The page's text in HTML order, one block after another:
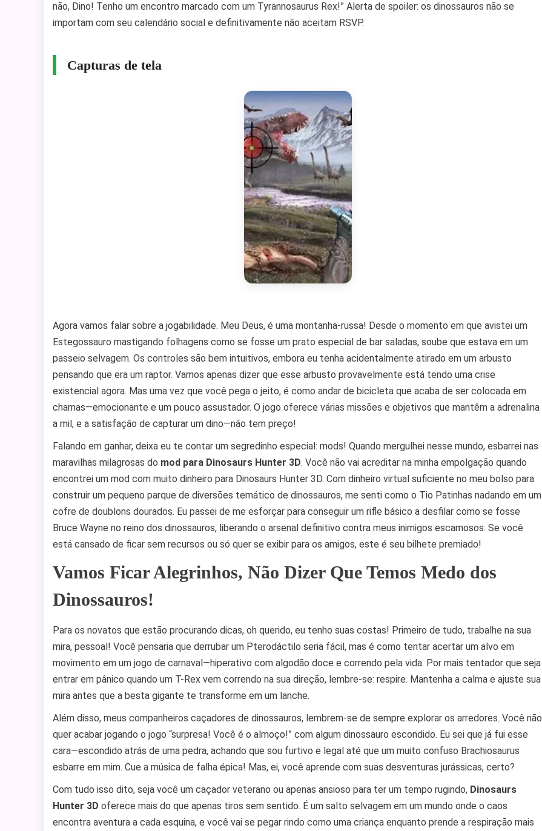
não, Dino! Tenho um encontro marcado com um Tyrannosaurus Rex!” Alerta de spoiler: os dinossauros não se
importam com seu calendário social e definitivamente não aceitam RSVP.
Capturas de tela
Agora vamos falar sobre a jogabilidade. Meu Deus, é uma montanha-russa! Desde o momento em que avistei um
Estegossauro mastigando folhagens como se fosse um prato especial de bar saladas, soube que estava em um
passeio selvagem. Os controles são bem intuitivos, embora eu tenha acidentalmente atirado em um arbusto
pensando que era um raptor. Vamos apenas dizer que esse arbusto provavelmente está tendo uma crise
existencial agora. Mas uma vez que você pega o jeito, é como andar de bicicleta que acaba de ser colocada em
chamas—emocionante e um pouco assustador. O jogo oferece várias missões e objetivos que mantêm a adrenalina
a mil, e a satisfação de capturar um dino—não tem preço!
Falando em ganhar, deixa eu te contar um segredinho especial: mods! Quando mergulhei nesse mundo, esbarrei nas
maravilhas milagrosas do mod para Dinosaurs Hunter 3D. Você não vai acreditar na minha empolgação quando
encontrei um mod com muito dinheiro para Dinosaurs Hunter 3D. Com dinheiro virtual suficiente no meu bolso para
construir um pequeno parque de diversões temático de dinossauros, me senti como o Tio Patinhas nadando em um
cofre de doublons dourados. Eu passei de me esforçar para conseguir um rifle básico a desfilar como se fosse
Bruce Wayne no reino dos dinossauros, liberando o arsenal definitivo contra meus inimigos escamosos. Se você
está cansado de ficar sem recursos ou só quer se exibir para os amigos, este é seu bilhete premiado!
Vamos Ficar Alegrinhos, Não Dizer Que Temos Medo dos
Dinossauros!
Para os novatos que estão procurando dicas, oh querido, eu tenho suas costas! Primeiro de tudo, trabalhe na sua
mira, pessoal! Você pensaria que derrubar um Pterodáctilo seria fácil, mas é como tentar acertar um alvo em
movimento em um jogo de carnaval—hiperativo com algodão doce e correndo pela vida. Por mais tentador que seja
entrar em pânico quando um T-Rex vem correndo na sua direção, lembre-se: respire. Mantenha a calma e ajuste sua
mira antes que a besta gigante te transforme em um lanche.
Além disso, meus companheiros caçadores de dinossauros, lembrem-se de sempre explorar os arredores. Você não
quer acabar jogando o jogo “surpresa! Você é o almoço!” com algum dinossauro escondido. Eu sei que já fui esse
cara—escondido atrás de uma pedra, achando que sou furtivo e legal até que um muito confuso Brachiosaurus
esbarre em mim. Cue a música de falha épica! Mas, ei, você aprende com suas desventuras jurássicas, certo?
Com tudo isso dito, seja você um caçador veterano ou apenas ansioso para ter um tempo rugindo, Dinosaurs
Hunter 3D oferece mais do que apenas tiros sem sentido. É um salto selvagem em um mundo onde o caos
encontra aventura a cada esquina, e você vai se pegar rindo como uma criança enquanto prende a respiração mais